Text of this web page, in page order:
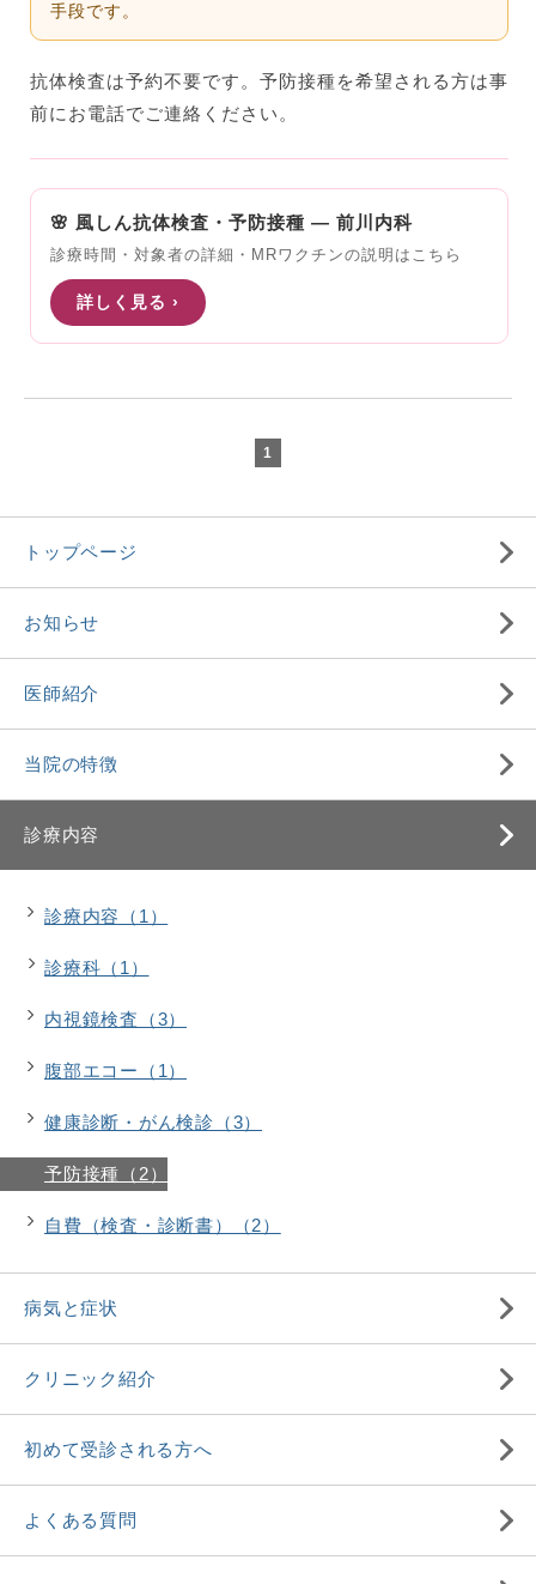
手段です。
抗体検査は予約不要です。予防接種を希望される方は事
前にお電話でご連絡ください。
🌸 風しん抗体検査・予防接種 — 前川内科
診療時間・対象者の詳細・MRワクチンの説明はこちら
詳しく見る ›
1
トップページ
お知らせ
医師紹介
当院の特徴
診療内容
診療内容（1）
診療科（1）
内視鏡検査（3）
腹部エコー（1）
健康診断・がん検診（3）
予防接種（2）
自費（検査・診断書）（2）
病気と症状
クリニック紹介
初めて受診される方へ
よくある質問